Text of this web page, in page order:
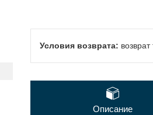
Описание